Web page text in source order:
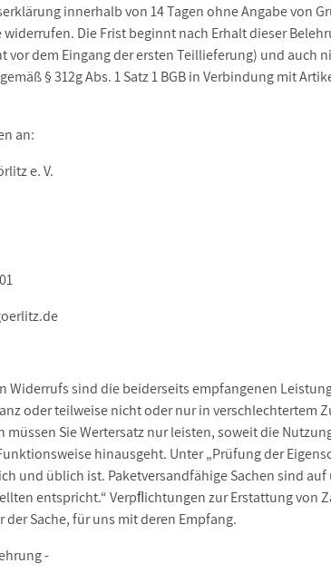
innerhalb von 14 Tagen ohne Angabe von
widerrufen. Die Frist beginnt nach Erhalt dieser
vor dem Eingang der ersten Teillieferung) und auch
§ 312g Abs. 1 Satz 1 BGB in Verbindung mit
an:
e. V.
Widerrufs sind die beiderseits empfangenen
oder teilweise nicht oder nur in verschlechtertem
müssen Sie Wertersatz nur leisten, soweit die
hinausgeht. Unter „Prüfung der
und üblich ist. Paketversandfähige Sachen sind
entspricht.“ Verpﬂichtungen zur Erstattung
Sache, für uns mit deren Empfang.
-